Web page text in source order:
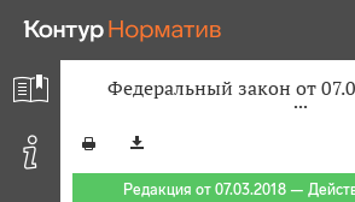
Федеральный закон от
Редакция от 07.03.2018 —